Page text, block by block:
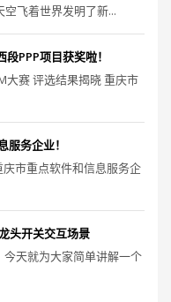
飞着世界发明了新...
PPP项目获奖啦！
大赛 评选结果揭晓 重庆市
务企业！
市重点软件和信息服务企
头开关交互场景
天就为大家简单讲解一个